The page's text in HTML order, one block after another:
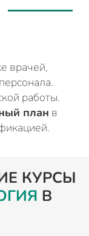
врачей,
работы.
план в
КУРСЫ
В